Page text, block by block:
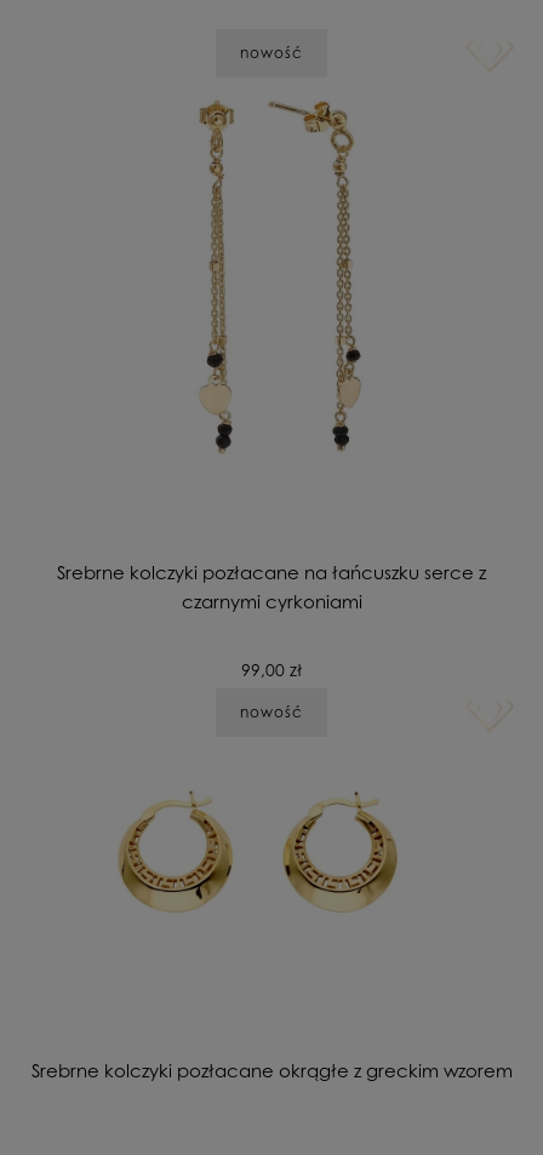
Srebrne kolczyki pozłacane na łańcuszku serce z
czarnymi cyrkoniami
99,00 zł
nowość
Srebrne kolczyki pozłacane okrągłe z greckim wzorem
nowość